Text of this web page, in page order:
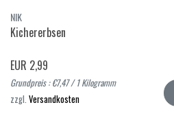
NIK
Kichererbsen
EUR 2,99
Grundpreis : €7,47 / 1 Kilogramm
zzgl. Versandkosten